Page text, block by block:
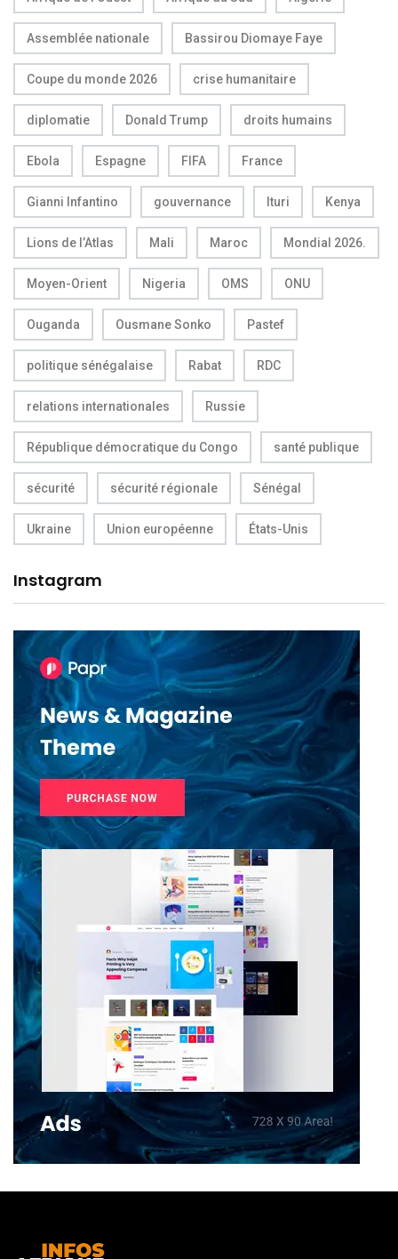
Assemblée nationale Bassirou Diomaye Faye
Coupe du monde 2026 crise humanitaire
diplomatie Donald Trump droits humains
Ebola Espagne FIFA France
Gianni Infantino gouvernance Ituri Kenya
Lions de l’Atlas Mali Maroc Mondial 2026.
Moyen-Orient Nigeria OMS ONU
Ouganda Ousmane Sonko Pastef
politique sénégalaise Rabat RDC
relations internationales Russie
République démocratique du Congo santé publique
sécurité sécurité régionale Sénégal
Ukraine Union européenne États-Unis
Instagram